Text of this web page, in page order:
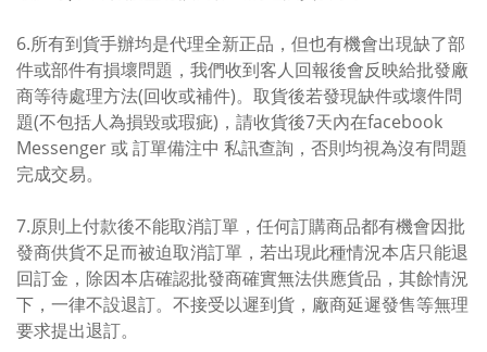
6.所有到貨手辦均是代理全新正品，但也有機會出現缺了部
件或部件有損壞問題，我們收到客人回報後會反映給批發廠
商等待處理方法(回收或補件)。取貨後若發現缺件或壞件問
題(不包括人為損毀或瑕疵)，請收貨後7天內在facebook
Messenger 或 訂單備注中 私訊查詢，否則均視為沒有問題
完成交易。
7.原則上付款後不能取消訂單，任何訂購商品都有機會因批
發商供貨不足而被迫取消訂單，若出現此種情況本店只能退
回訂金，除因本店確認批發商確實無法供應貨品，其餘情況
下，一律不設退訂。不接受以遲到貨，廠商延遲發售等無理
要求提出退訂。